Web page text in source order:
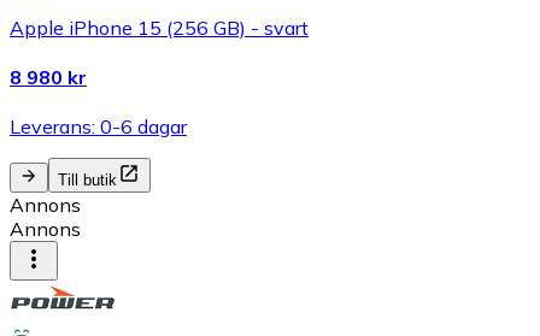
Apple iPhone 15 (256 GB) - svart
8 980 kr
Leverans: 0-6 dagar
Till butik
Annons
Annons